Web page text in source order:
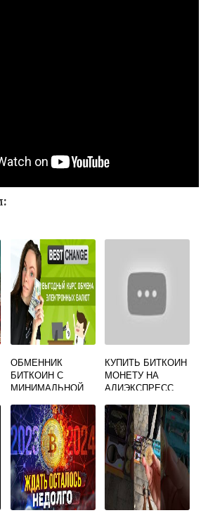
ОБМЕННИК
БИТКОИН С
МИНИМАЛЬНОЙ
КУПИТЬ БИТКОИН
МОНЕТУ НА
АЛИЭКСПРЕСС